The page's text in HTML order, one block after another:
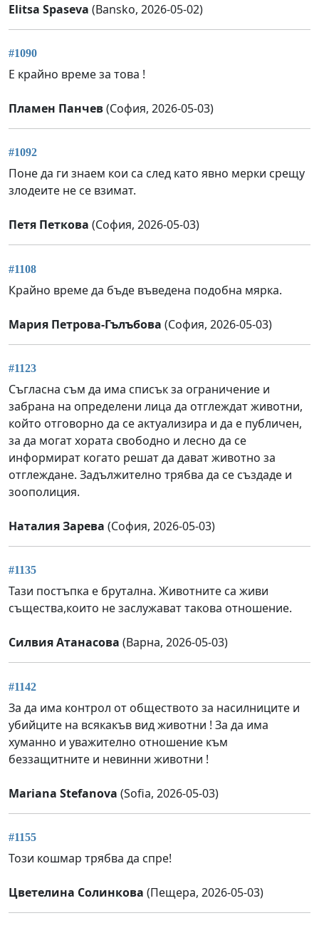
Elitsa Spaseva (Bansko, 2026-05-02)
#1090
Е крайно време за това !
Пламен Панчев(София, 2026-05-03)
#1092
Поне да ги знаем кои са след като явно мерки срещу
злодеите не се взимат.
Петя Петкова (София, 2026-05-03)
#1108
Крайно време да бъде въведена подобна мярка.
Мария Петрова-Гълъбова (София, 2026-05-03)
#1123
Съгласна съм да има списък за ограничение и
забрана на определени лица да отглеждат животни,
който отговорно да се актуализира и да е публичен,
за да могат хората свободно и лесно да се
информират когато решат да дават животно за
отглеждане. Задължително трябва да се създаде и
зоополиция.
Наталия Зарева (София, 2026-05-03)
#1135
Тази постъпка е брутална. Животните са живи
същества,които не заслужават такова отношение.
Силвия Атанасова (Варна, 2026-05-03)
#1142
За да има контрол от обществото за насилниците и
убийците на всякакъв вид животни ! За да има
хуманно и уважително отношение към
беззащитните и невинни животни !
Mariana Stefanova (Sofia, 2026-05-03)
#1155
Този кошмар трябва да спре!
Цветелина Солинкова (Пещера, 2026-05-03)